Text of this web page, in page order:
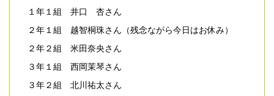
１年１組 井口 杏さん
２年１組 越智桐珠さん（残念ながら今日はお休み）
２年２組 米田奈央さん
３年１組 西岡茉琴さん
３年２組 北川祐太さん